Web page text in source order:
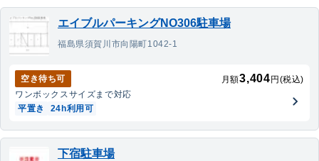
エイブルパーキングNO306駐車場
福島県須賀川市向陽町1042-1
空き待ち可 月額3,404 円(税込)
ワンボックスサイズまで対応
平置き
24h利用可
下宿駐車場